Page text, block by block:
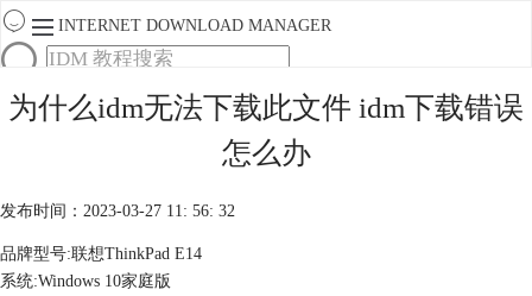
INTERNET DOWNLOAD MANAGER
首页
产品
购买
为什么idm无法下载此文件 idm下载错误
怎么办
发布时间：2023-03-27 11: 56: 32
品牌型号:联想ThinkPad E14
系统:Windows 10家庭版